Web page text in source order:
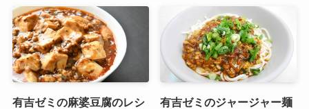
有吉ゼミの麻婆豆腐のレシ
有吉ゼミのジャージャー麺